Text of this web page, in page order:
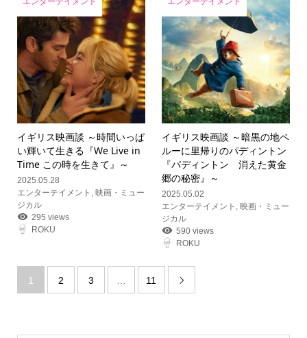
イギリス映画談 ～時間いっぱ
い輝いて生きる『We Live in
Time この時を生きて』～
2025.05.28
エンターテイメント , 映画・ミュー
ジカル
295 views
ROKU
イギリス映画談 ～暗黒の地ペ
ルーに里帰りのパディントン
『パディントン 消えた黄金
郷の秘密』～
2025.05.02
エンターテイメント , 映画・ミュー
ジカル
590 views
ROKU
1 2 3 … 11 